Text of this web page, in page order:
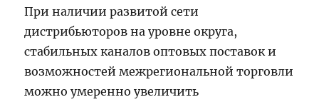
При наличии развитой сети
дистрибьюторов на уровне округа,
стабильных каналов оптовых поставок и
возможностей межрегиональной торговли
можно умеренно увеличить